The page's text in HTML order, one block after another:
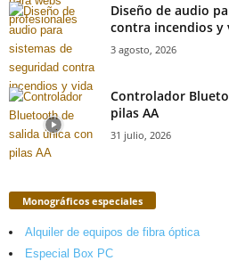
Diseño de audio
contra incendios y
3 agosto, 2026
Controlador
pilas AA
31 julio, 2026
Monográficos especiales
Alquiler de equipos de fibra óptica
Especial Box PC